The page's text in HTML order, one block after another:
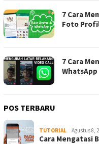
7 Cara
Foto
7 Cara
WhatsApp
POS TERBARU
TUTORIAL Agustus 8,
Cara Mengatasi